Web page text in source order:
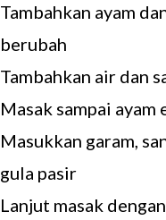
Tambahkan ayam
berubah
Tambahkan air dan
Masak sampai ayam
Masukkan garam,
gula pasir
Lanjut masak